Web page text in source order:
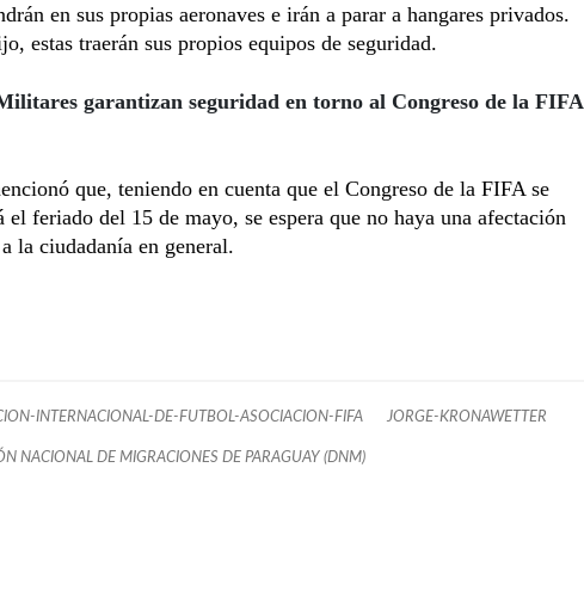
en sus propias aeronaves e irán a parar a hangares privados.
estas traerán sus propios equipos de seguridad.
garantizan seguridad en torno al Congreso de la FIFA
que, teniendo en cuenta que el Congreso de la FIFA se
el feriado del 15 de mayo, se espera que no haya una afectación
la ciudadanía en general.
INTERNACIONAL-DE-FUTBOL-ASOCIACION-FIFA JORGE-KRONAWETTER
NACIONAL DE MIGRACIONES DE PARAGUAY (DNM)